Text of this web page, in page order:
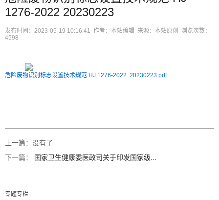
1276-2022 20230223
发布时间：2023-05-19 10:16:41 作者：本站编辑 来源：本站原创 浏览次数：
4598
危险废物识别标志设置技术规范 HJ 1276-2022 20230223.pdf
上一篇：没有了
下一篇：
国家卫生健康委医政司关于印发国家级...
专题专栏